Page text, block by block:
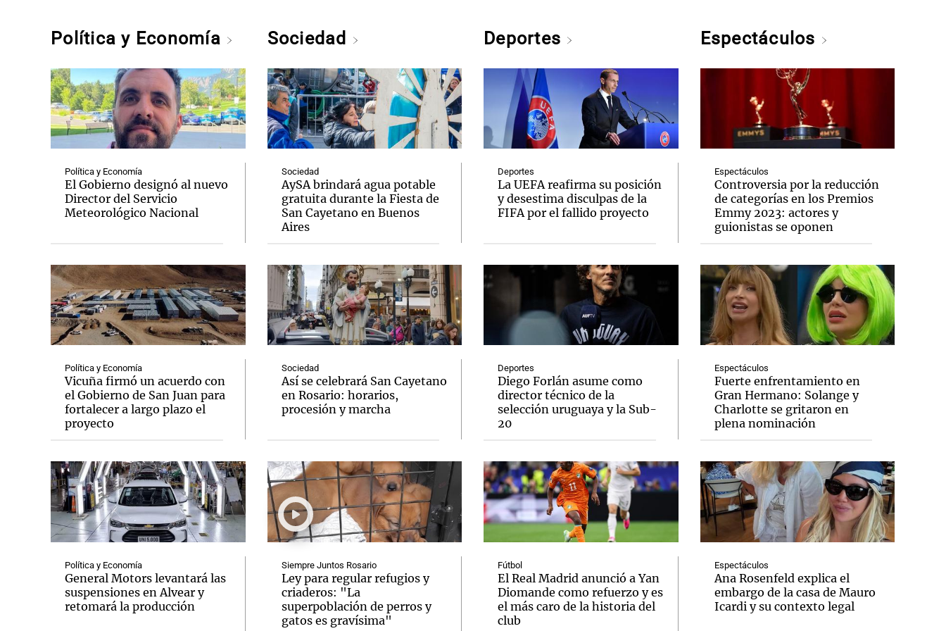
Política y Economía
Política y Economía
El Gobierno designó al nuevo
Director del Servicio
Meteorológico Nacional
Política y Economía
Vicuña firmó un acuerdo con
el Gobierno de San Juan para
fortalecer a largo plazo el
proyecto
Política y Economía
General Motors levantará las
suspensiones en Alvear y
retomará la producción
Sociedad
Sociedad
AySA brindará agua potable
gratuita durante la Fiesta de
San Cayetano en Buenos
Aires
Sociedad
Así se celebrará San Cayetano
en Rosario: horarios,
procesión y marcha
Siempre Juntos Rosario
Ley para regular refugios y
criaderos: "La
superpoblación de perros y
gatos es gravísima"
Deportes
Deportes
La UEFA reafirma su posición
y desestima disculpas de la
FIFA por el fallido proyecto
Deportes
Diego Forlán asume como
director técnico de la
selección uruguaya y la Sub-
20
Fútbol
El Real Madrid anunció a Yan
Diomande como refuerzo y es
el más caro de la historia del
club
Espectáculos
Espectáculos
Controversia por la reducción
de categorías en los Premios
Emmy 2023: actores y
guionistas se oponen
Espectáculos
Fuerte enfrentamiento en
Gran Hermano: Solange y
Charlotte se gritaron en
plena nominación
Espectáculos
Ana Rosenfeld explica el
embargo de la casa de Mauro
Icardi y su contexto legal
Notas Notas
El huracán de Arequito
Notas
Cadena 3 en Groenlandia
Notas